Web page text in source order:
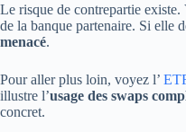
Le risque de contrepartie
de la banque partenaire. Si elle
menacé.
Pour aller plus loin, voyez l’
illustre l’usage des swaps
concret.